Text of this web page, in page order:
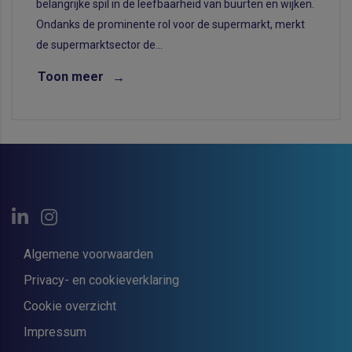
belangrijke spil in de leefbaarheid van buurten en wijken.
Ondanks de prominente rol voor de supermarkt, merkt
de supermarktsector de...
Toon meer
Algemene voorwaarden
Privacy- en cookieverklaring
Cookie overzicht
Impressum